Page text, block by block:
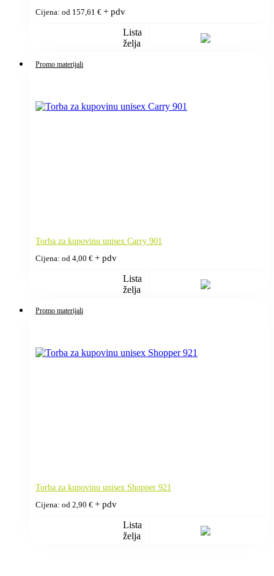
Cijena: od 157,61 € + pdv
Lista
želja
Promo materijali
Torba za kupovinu unisex Carry 901
Cijena: od 4,00 € + pdv
Lista
želja
Promo materijali
Torba za kupovinu unisex Shopper 921
Cijena: od 2,90 € + pdv
Lista
želja